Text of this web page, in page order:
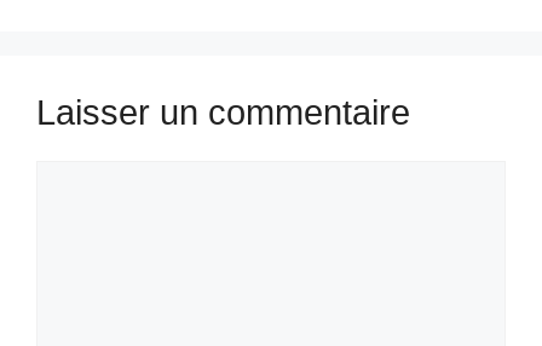
Laisser un commentaire